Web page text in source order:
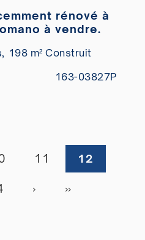
rénové à
à vendre.
198 m² Construit
163-03827P
11 12
› »